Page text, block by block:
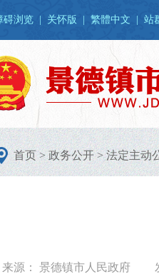
碍浏览 关怀版 繁體中文 站
首页>政务公开>法定主动
来源： 景德镇市人民政府